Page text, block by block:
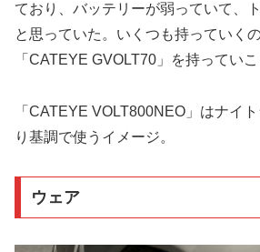
ており、バッテリーが弱っていて、
と思っていた。いくつも持っていく
「CATEYE GVOLT70」を持っていこ
「CATEYE VOLT800NEO」はナイ
り基調で使うイメージ。
ウェア